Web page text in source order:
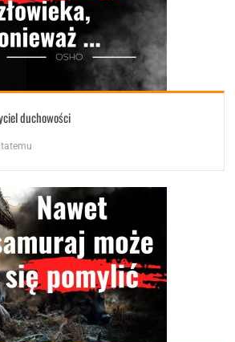
duchowości